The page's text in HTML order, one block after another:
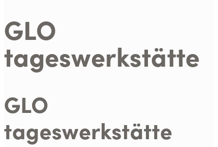
GLO
tageswerkstätte
GLO
tageswerkstätte